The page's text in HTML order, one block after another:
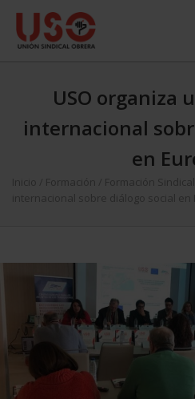
USO organiza
internacional
en
Inicio Formación Formación Sindical
internacional sobre diálogo social en